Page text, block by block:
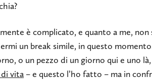
è complicato, e quanto a me,
un break simile, in questo
o un pezzo di un giorno qui e uno
vita – e questo l’ho fatto – ma in